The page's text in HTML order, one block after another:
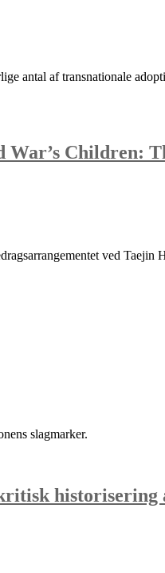
antal af transnationale
Children:
ved
slagmarker.
historisering